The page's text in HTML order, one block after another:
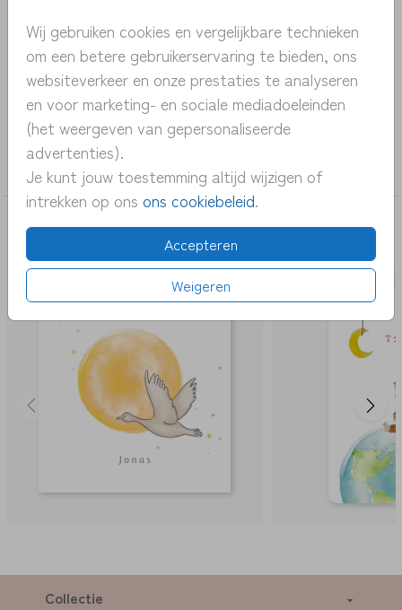
Wij gebruiken cookies en vergelijkbare technieken
om een betere gebruikerservaring te bieden, ons
websiteverkeer en onze prestaties te analyseren
en voor marketing- en sociale mediadoeleinden
(het weergeven van gepersonaliseerde
advertenties).
Je kunt jouw toestemming altijd wijzigen of
intrekken op ons ons cookiebeleid.
Accepteren
Weigeren
Een uniek en eenvoudig kaartje met raket en maan.
Tip: kies voor foliedruk. Ook de raket kan omgezet
worden naar een foliekleur.
COLLECTIE
jongen
DEZE KAARTEN VIND JE MISSCHIEN OOK
LEUK
Collectie